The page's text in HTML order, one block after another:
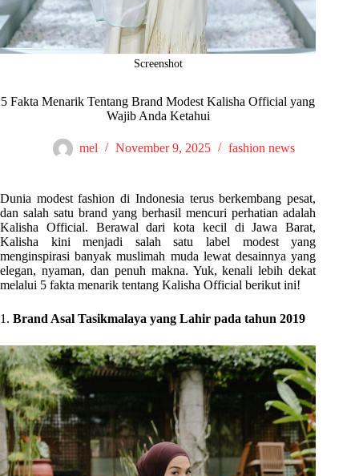
Screenshot
5 Fakta Menarik Tentang Brand Modest Kalisha Official yang
Wajib Anda Ketahui
mel November 9, 2025 fashion news
Dunia modest fashion di Indonesia terus berkembang pesat,
dan salah satu brand yang berhasil mencuri perhatian adalah
Kalisha Official. Berawal dari kota kecil di Jawa Barat,
Kalisha kini menjadi salah satu label modest yang
menginspirasi banyak muslimah muda lewat desainnya yang
elegan, nyaman, dan penuh makna. Yuk, kenali lebih dekat
melalui 5 fakta menarik tentang Kalisha Official berikut ini!
1. Brand Asal Tasikmalaya yang Lahir pada tahun 2019